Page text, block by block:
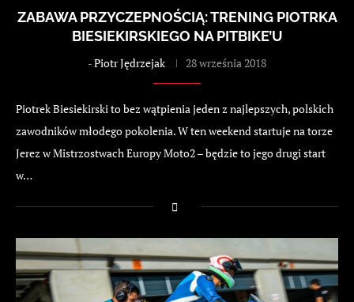
ZABAWA PRZYCZEPNOŚCIĄ: TRENING PIOTRKA
BIESIEKIRSKIEGO NA PITBIKE’U
-Piotr Jędrzejak 28 września 2018
Piotrek Biesiekirski to bez wątpienia jeden z najlepszych, polskich
zawodników młodego pokolenia. W ten weekend startuje na torze
Jerez w Mistrzostwach Europy Moto2 – będzie to jego drugi start
w…